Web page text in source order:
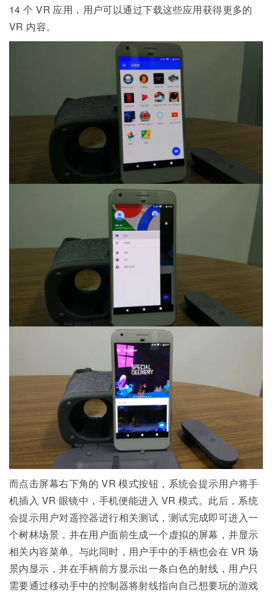
14 个 VR 应用，用户可以通过下载这些应用获得更多的
VR 内容。
而点击屏幕右下角的 VR 模式按钮，系统会提示用户将手
机插入 VR 眼镜中，手机便能进入 VR 模式。此后，系统
会提示用户对遥控器进行相关测试，测试完成即可进入一
个树林场景，并在用户面前生成一个虚拟的屏幕，并显示
相关内容菜单。与此同时，用户手中的手柄也会在 VR 场
景内显示，并在手柄前方显示出一条白色的射线，用户只
需要通过移动手中的控制器将射线指向自己想要玩的游戏